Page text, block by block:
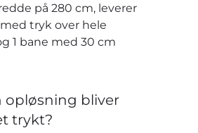
på 280 cm, leverer
tryk over hele
1 bane med 30 cm
opløsning bliver
trykt?